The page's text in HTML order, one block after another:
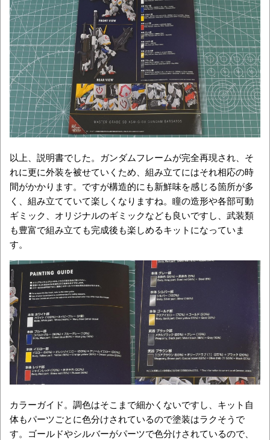
以上、説明書でした。ガンダムフレームが完全再現され、そ
れに更に外装を被せていくため、組み立てにはそれ相応の時
間がかかります。ですが構造的にも新鮮味を感じる箇所が多
く、組み立てていて楽しくなりますね。瞳の造形や各部可動
ギミック、オリジナルのギミックなども良いですし、武装類
も豊富で組み立ても完成後も楽しめるキットになっていま
す。
カラーガイド。調色はそこまで細かくないですし、キット自
体もパーツごとに色分けされているので塗装はラクそうで
す。ゴールドやシルバーがパーツで色分けされているので、